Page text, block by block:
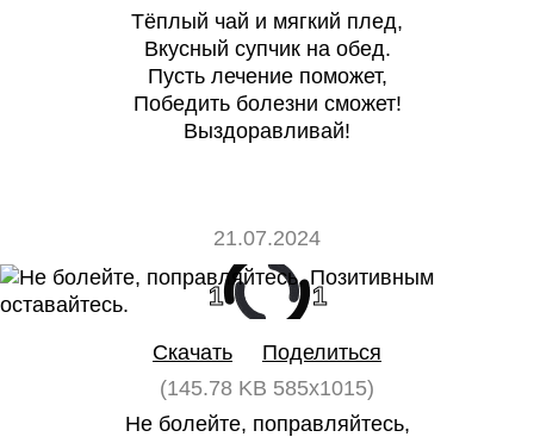
Тёплый чай и мягкий плед,
Вкусный супчик на обед.
Пусть лечение поможет,
Победить болезни сможет!
Выздоравливай!
21.07.2024
1 1
Скачать
Поделиться
(145.78 KB 585x1015)
Не болейте, поправляйтесь,